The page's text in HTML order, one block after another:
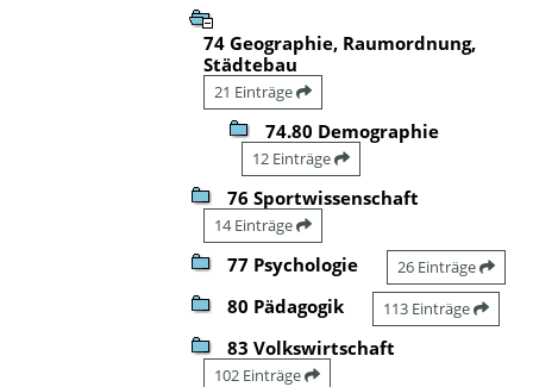
74 Geographie, Raumordnung,
Städtebau
21 Einträge
74.80 Demographie
12 Einträge
76 Sportwissenschaft
14 Einträge
77 Psychologie 26 Einträge
80 Pädagogik 113 Einträge
83 Volkswirtschaft
102 Einträge